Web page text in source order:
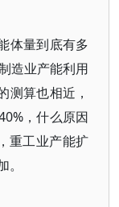
体量到底有多
造业产能利用
测算也相近，
，什么原因
重工业产能扩